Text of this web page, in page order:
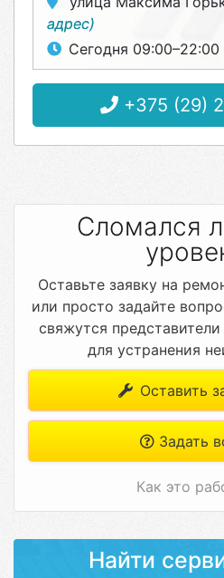
адрес)
Сегодня 09:00–22:00
+375 (29)
Сломался
Оставьте заявку на
или просто задайте
свяжутся
для устранения
Оставить
Задать
Как это
Найти